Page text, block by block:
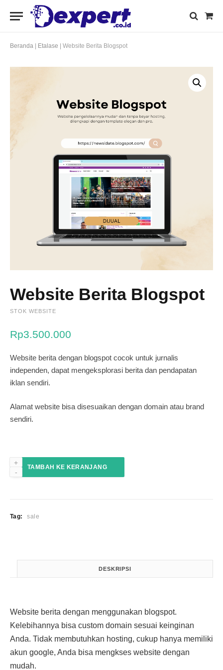
Beranda Etalase Website Berita Blogspot
Website Berita Blogspot
STOK WEBSITE
Rp3.500.000
Website berita dengan blogspot cocok untuk jurnalis
independen, dapat mengeksplorasi berita dan pendapatan
iklan sendiri.
Alamat website bisa disesuaikan dengan domain atau brand
sendiri.
Kuantitas
Website
TAMBAH KE KERANJANG
Tag: sale
DESKRIPSI
Website berita dengan menggunakan blogspot.
Kelebihannya bisa custom domain sesuai keinginan
Anda. Tidak membutuhkan hosting, cukup hanya memiliki
akun google, Anda bisa mengkses website dengan
mudah.